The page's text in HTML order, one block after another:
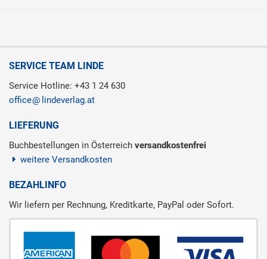
SERVICE TEAM LINDE
Service Hotline: +43 1 24 630
office
lindeverlag.at
LIEFERUNG
Buchbestellungen in Österreich versandkostenfrei
weitere Versandkosten
BEZAHLINFO
Wir liefern per Rechnung, Kreditkarte, PayPal oder Sofort.